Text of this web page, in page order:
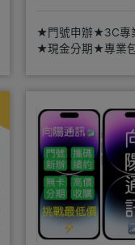
★門號申辦★3C專
★現金分期★專業